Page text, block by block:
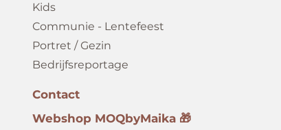
Kids
Communie - Lentefeest
Portret / Gezin
Bedrijfsreportage
Contact
Webshop MOQbyMaika 🎁